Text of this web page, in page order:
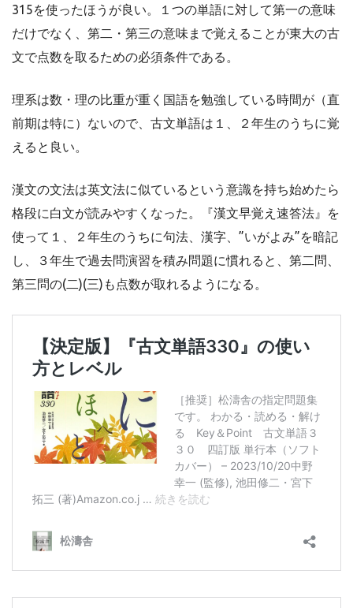
315を使ったほうが良い。１つの単語に対して第一の意味
だけでなく、第二・第三の意味まで覚えることが東大の古
文で点数を取るための必須条件である。
理系は数・理の比重が重く国語を勉強している時間が（直
前期は特に）ないので、古文単語は１、２年生のうちに覚
えると良い。
漢文の文法は英文法に似ているという意識を持ち始めたら
格段に白文が読みやすくなった。『漢文早覚え速答法』を
使って１、２年生のうちに句法、漢字、”いがよみ”を暗記
し、３年生で過去問演習を積み問題に慣れると、第二問、
第三問の(二)(三)も点数が取れるようになる。